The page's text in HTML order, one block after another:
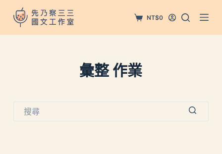
跳
至
主
NT$0
彙整作業